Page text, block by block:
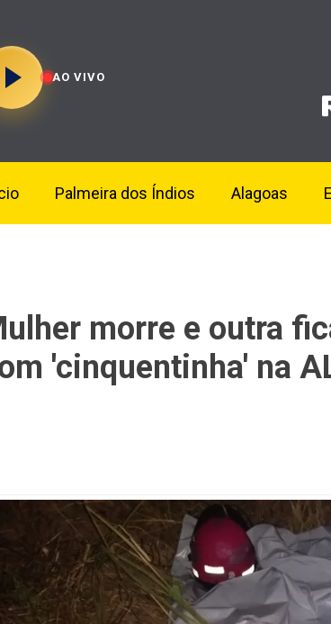
AO VIVO
Palmeira dos Índios Alagoas
morre e outra
'cinquentinha' na